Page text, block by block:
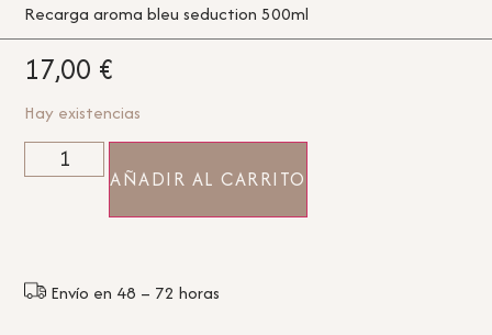
Recarga aroma bleu seduction 500ml
17,00 €
Hay existencias
AÑADIR AL CARRITO
Envío en 48 – 72 horas